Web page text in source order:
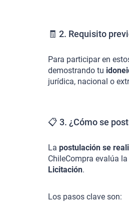
🧾 2. Requisito
Para participar en
demostrando tu
jurídica, nacional o
📋 3. ¿Cómo se
La postulación se
ChileCompra evalúa
Licitación.
Los pasos clave son: